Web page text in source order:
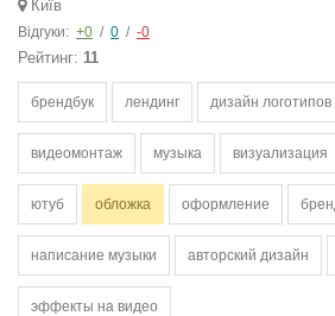
Київ
Відгуки: +0 / 0 / -0
Рейтинг: 11
брендбук лендинг дизайн логотипов
видеомонтаж музыка визуализация
ютуб обложка оформление
написание музыки авторский дизайн
эффекты на видео